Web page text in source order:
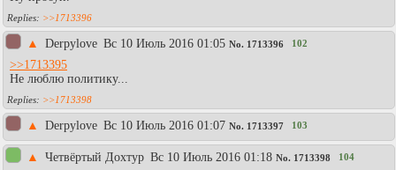
>>1713396
▲ Derpylove Вc 10 Июль 2016 01:05 No. 1713396 102
>>1713395
Не люблю политику...
>>1713398
▲ Derpylove Вc 10 Июль 2016 01:07 No. 1713397 103
▲ Четвёртый Дохтур Вc 10 Июль 2016 01:18 No. 1713398 104